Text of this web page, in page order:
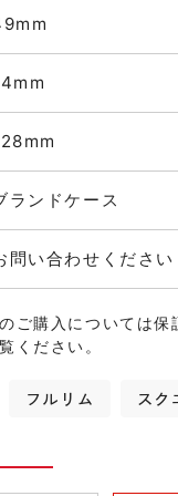
ランドケース
問い合わせください
ご購入については保
ください。
フルリム スク